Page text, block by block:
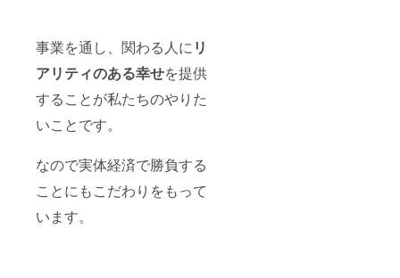
事業を通し、関わる人にリ
アリティのある幸せを提供
することが私たちのやりた
いことです。
なので実体経済で勝負する
ことにもこだわりをもって
います。